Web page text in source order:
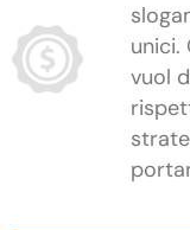
unici.
vuol